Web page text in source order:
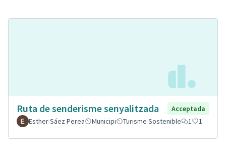
Ruta de senderisme senyalitzada
Acceptada
Esther Sáez Perea
Municipi Turisme Sostenible 1 1